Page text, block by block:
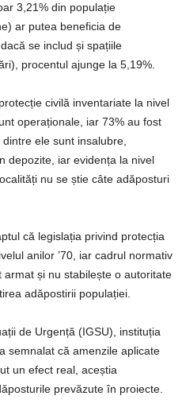
3,21% din populație
ar putea beneficia de
se includ și spațiile
procentul ajunge la 5,19%.
civilă inventariate la nivel
operaționale, iar 73% au fost
ele sunt insalubre,
depozite, iar evidența la nivel
nu se știe câte adăposturi
că legislația privind protecția
anilor ’70, iar cadrul normativ
și nu stabilește o autoritate
adăpostirii populației.
de Urgență (IGSU), instituția
semnalat că amenzile aplicate
un efect real, aceștia
prevăzute în proiecte.